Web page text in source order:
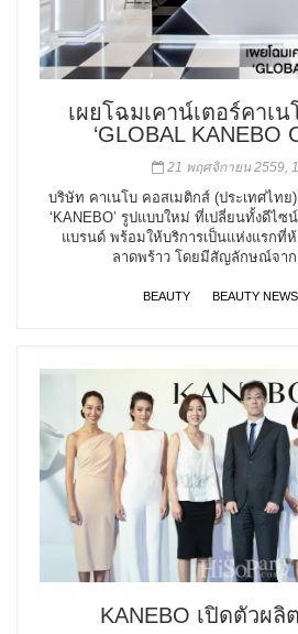
เผยโฉมเคาน์เตอร์คาเ
‘GLOBAL KANEBO
21 พฤศจิกายน 2559,
บริษัท คาเนโบ คอสเมติกส์ (ประเทศไทย
‘KANEBO’ รูปแบบใหม่ ที่เปลี่ยนทั้งดีไซ
แบรนด์ พร้อมให้บริการเป็นแห่งแรกที่
ลาดพร้าว โดยมีสัญลักษณ์จาก
BEAUTY BEAUTY
KANEBO เปิดตัวผ